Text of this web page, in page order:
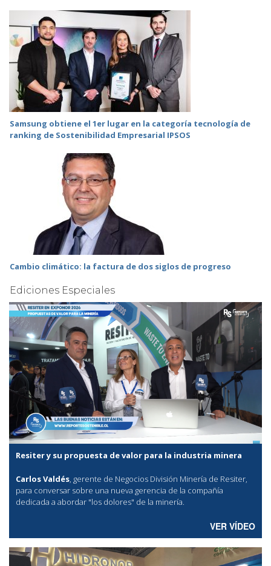
Samsung obtiene el 1er lugar en la categoría tecnología de
ranking de Sostenibilidad Empresarial IPSOS
Cambio climático: la factura de dos siglos de progreso
Ediciones Especiales
Resiter y su propuesta de valor para la industria minera
Carlos Valdés, gerente de Negocios División Minería de Resiter,
para conversar sobre una nueva gerencia de la compañía
dedicada a abordar "los dolores" de la minería.
VER VÍDEO